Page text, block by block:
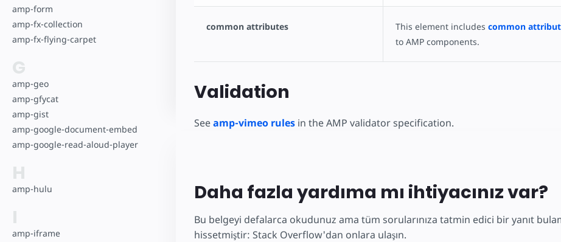
amp-form
amp-fx-collection
amp-fx-flying-carpet
G
amp-geo
amp-gfycat
amp-gist
amp-google-document-embed
amp-google-read-aloud-player
H
amp-hulu
I
amp-iframe
common attributes This element includes common
to AMP components.
Validation
Seeamp-vimeo rulesin the AMP validator specification.
Daha fazla yardıma mı ihtiyacınız var?
Bu belgeyi defalarca okudunuz ama tüm sorularınıza tatmin edici bir yanıt
hissetmiştir: Stack Overflow'dan onlara ulaşın.